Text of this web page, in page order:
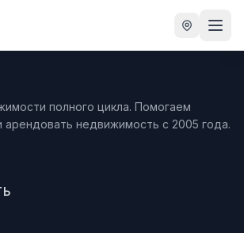
полного цикла. Помогаем
арендовать недвижимость с 2005 года.